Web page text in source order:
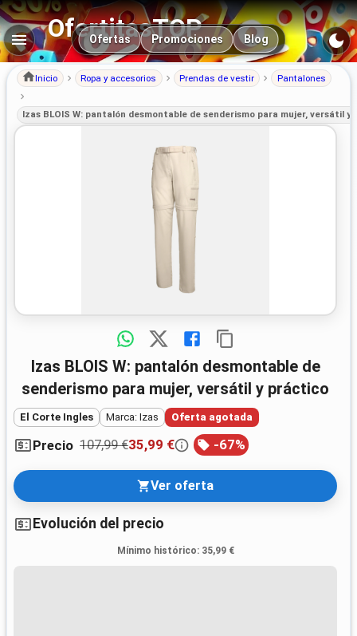
OfertitasTOP
Navegación principal
Ofertas Promociones Blog
Inicio Ropa y accesorios Prendas de vestir Pantalones
Izas BLOIS W: pantalón desmontable de senderismo para mujer, versátil
Izas BLOIS W: pantalón desmontable de
senderismo para mujer, versátil y práctico
El Corte Ingles Marca: Izas Oferta agotada
Precio 107,99 €35,99 € -67%
Ver oferta
Evolución del precio
Mínimo histórico: 35,99 €